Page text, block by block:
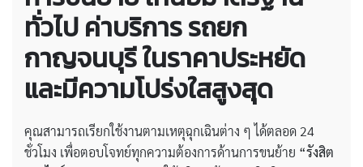
ทั่วไปค่าบริการ รถยก
กาญจนบุรีในราคาประหยัด
และมีความโปร่งใสสูงสุด
คุณสามารถเรียกใช้งานตามเหตุฉุกเฉินต่าง ๆ ได้ตลอด 24
ชั่วโมง เพื่อตอบโจทย์ทุกความต้องการด้านการขนย้าย “รังสิต